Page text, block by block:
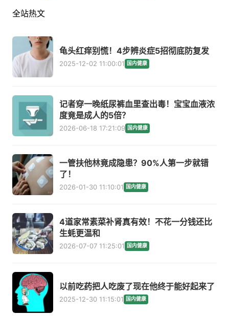
全站热文
龟头红痒别慌！4步辨炎症5招彻底防复发
2025-12-02 11:00:01 国内健康
记者穿一晚纸尿裤血里查出毒！宝宝血液浓
度竟是成人的5倍？
2026-06-18 17:21:09 国内健康
一管扶他林竟成隐患？90%人第一步就错
了！
2026-01-30 11:10:01 国内健康
4道家常素菜补肾真有效！不花一分钱还比
生蚝更温和
2026-07-07 11:25:01 国内健康
以前吃药把人吃废了现在他终于能好起来了
2025-12-30 11:15:01 国内健康